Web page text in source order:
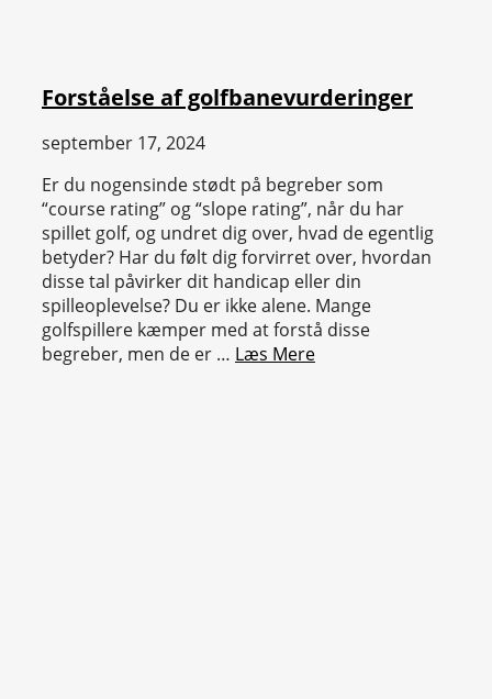
Forståelse af golfbanevurderinger
september 17, 2024
Er du nogensinde stødt på begreber som
“course rating” og “slope rating”, når du har
spillet golf, og undret dig over, hvad de egentlig
betyder? Har du følt dig forvirret over, hvordan
disse tal påvirker dit handicap eller din
spilleoplevelse? Du er ikke alene. Mange
golfspillere kæmper med at forstå disse
begreber, men de er … Læs Mere